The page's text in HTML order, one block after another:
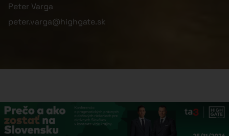
Peter Varga
peter.varga@highgate.sk